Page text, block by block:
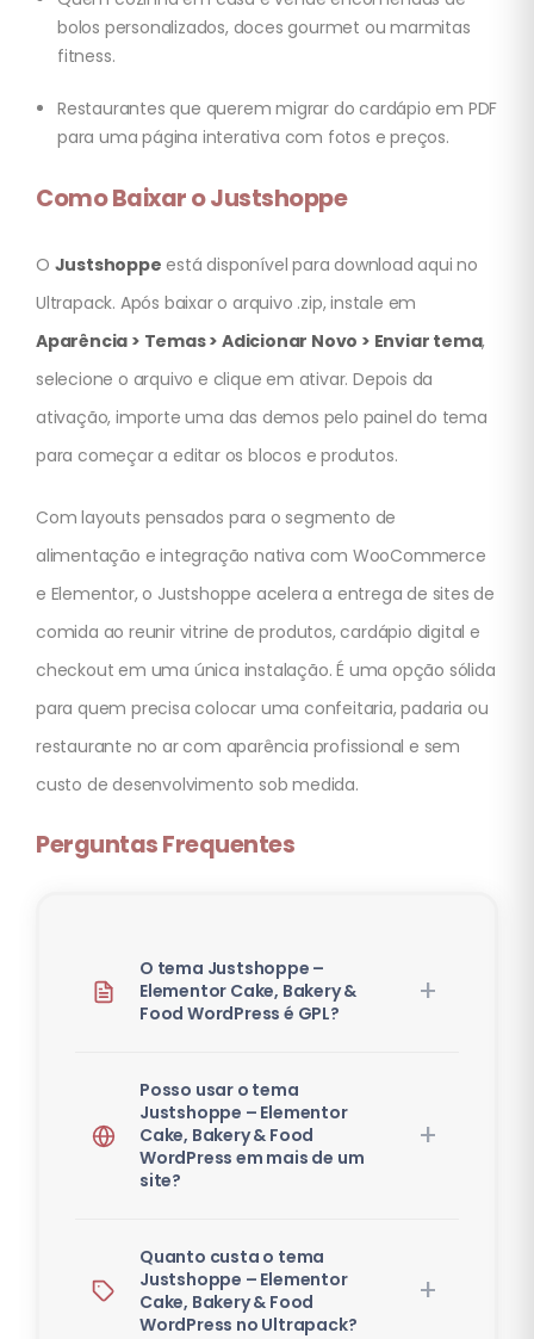
bolos personalizados, doces gourmet ou marmitas
fitness.
Restaurantes que querem migrar do cardápio em PDF
para uma página interativa com fotos e preços.
Como Baixar o Justshoppe
O Justshoppe está disponível para download aqui no
Ultrapack. Após baixar o arquivo .zip, instale em
Aparência > Temas > Adicionar Novo > Enviar tema,
selecione o arquivo e clique em ativar. Depois da
ativação, importe uma das demos pelo painel do tema
para começar a editar os blocos e produtos.
Com layouts pensados para o segmento de
alimentação e integração nativa com WooCommerce
e Elementor, o Justshoppe acelera a entrega de sites de
comida ao reunir vitrine de produtos, cardápio digital e
checkout em uma única instalação. É uma opção sólida
para quem precisa colocar uma confeitaria, padaria ou
restaurante no ar com aparência profissional e sem
custo de desenvolvimento sob medida.
Perguntas Frequentes
O tema Justshoppe –
Elementor Cake, Bakery &
Food WordPress é GPL?
Posso usar o tema
Justshoppe – Elementor
Cake, Bakery & Food
WordPress em mais de um
site?
Quanto custa o tema
Justshoppe – Elementor
Cake, Bakery & Food
WordPress no Ultrapack?